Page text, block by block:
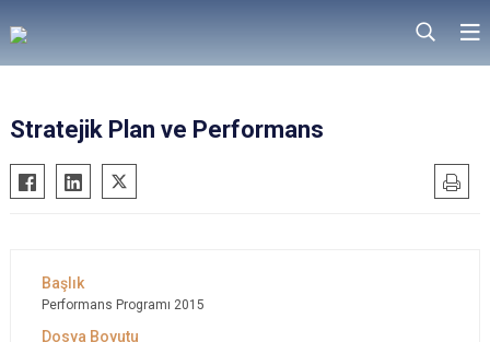
Stratejik Plan ve Performans
Performans Programı 2015